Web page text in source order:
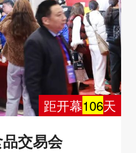
距开幕106天
交易会